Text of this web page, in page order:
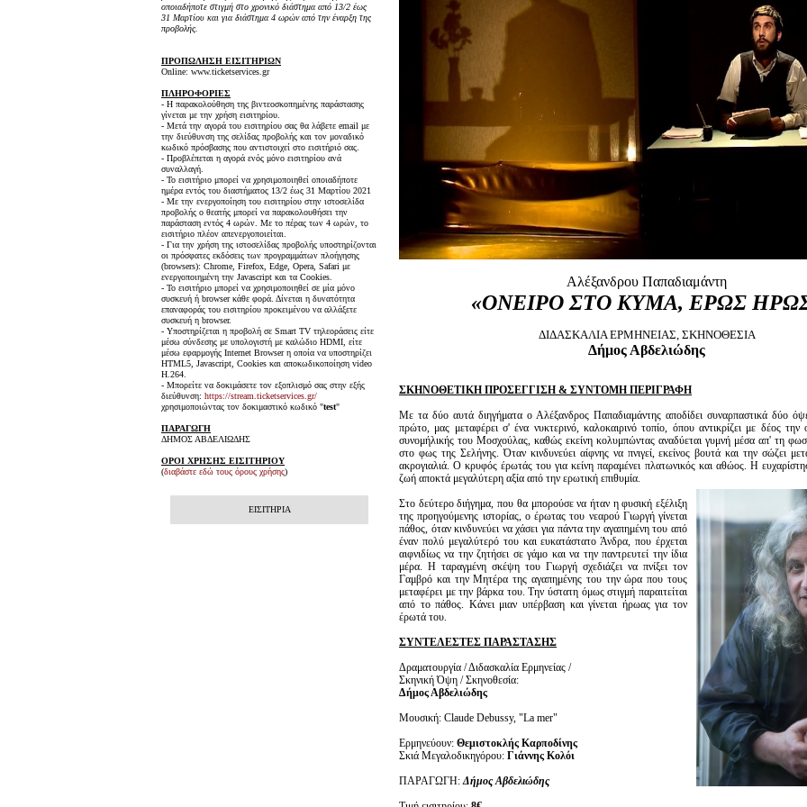
Είσοδος διαχειριστή
Αλέξανδρου Παπαδιαμάντη
«ΟΝΕΙΡΟ ΣΤΟ ΚΥΜΑ, ΕΡΩΣ
ΔΙΔΑΣΚΑΛΙΑ ΕΡΜΗΝΕΙΑΣ, ΣΚΗΝΟΘΕΣΙΑ
Δήμος Αβδελιώδης
ΣΚΗΝΟΘΕΤΙΚΗ ΠΡΟΣΕΓΓΙΣΗ & ΣΥΝΤΟΜΗ ΠΕΡΙΓΡΑΦΗ
Με τα δύο αυτά διηγήματα ο Αλέξανδρος Παπαδιαμάντης αποδίδει συναρπαστικά δύο
πρώτο, μας μεταφέρει σ' ένα νυκτερινό, καλοκαιρινό τοπίο, όπου αντικρίζει με δέος την
συνομήλικής του Μοσχούλας, καθώς εκείνη κολυμπώντας αναδύεται γυμνή μέσα απ' τη
στο φως της Σελήνης. Όταν κινδυνεύει αίφνης να πνιγεί, εκείνος βουτά και την σώζει
ακρογιαλιά. Ο κρυφός έρωτάς του για κείνη παραμένει πλατωνικός και αθώος. Η
ζωή αποκτά μεγαλύτερη αξία από την ερωτική επιθυμία.
Στο δεύτερο διήγημα, που θα μπορούσε να ήταν η φυσική εξέλιξη
της προηγούμενης ιστορίας, ο έρωτας του νεαρού Γιωργή γίνεται
πάθος, όταν κινδυνεύει να χάσει για πάντα την αγαπημένη του από
έναν πολύ μεγαλύτερό του και ευκατάστατο Άνδρα, που έρχεται
αιφνιδίως να την ζητήσει σε γάμο και να την παντρευτεί την ίδια
μέρα. Η ταραγμένη σκέψη του Γιωργή σχεδιάζει να πνίξει τον
Γαμβρό και την Μητέρα της αγαπημένης του την ώρα που τους
μεταφέρει με την βάρκα του. Την ύστατη όμως στιγμή παραιτείται
από το πάθος. Κάνει μιαν υπέρβαση και γίνεται ήρωας για τον
έρωτά του.
ΣΥΝΤΕΛΕΣΤΕΣ ΠΑΡΑΣΤΑΣΗΣ
Δραματουργία / Διδασκαλία Ερμηνείας /
Σκηνική Όψη / Σκηνοθεσία:
Δήμος Αβδελιώδης
Μουσική: Claude Debussy, "La mer"
Ερμηνεύουν: Θεμιστοκλής Καρποδίνης
Σκιά Μεγαλοδικηγόρου: Γιάννης Κολόι
ΠΑΡΑΓΩΓΗ:Δήμος Αβδελιώδης
οποιαδήποτε στιγμή στο χρονικό διάστημα από 13/2 έως
31 Μαρτίου και για διάστημα 4 ωρών από την έναρξη της
προβολής.
ΠΡΟΠΩΛΗΣΗ ΕΙΣΙΤΗΡΙΩΝ
Online: www.ticketservices.gr
ΠΛΗΡΟΦΟΡΙΕΣ
- Η παρακολούθηση της βιντεοσκοπημένης παράστασης
γίνεται με την χρήση εισιτηρίου.
- Μετά την αγορά του εισιτηρίου σας θα λάβετε email με
την διεύθυνση της σελίδας προβολής και τον μοναδικό
κωδικό πρόσβασης που αντιστοιχεί στο εισιτήριό σας.
- Προβλέπεται η αγορά ενός μόνο εισιτηρίου ανά
συναλλαγή.
- Το εισιτήριο μπορεί να χρησιμοποιηθεί οποιαδήποτε
ημέρα εντός του διαστήματος 13/2 έως 31 Μαρτίου 2021
- Με την ενεργοποίηση του εισιτηρίου στην ιστοσελίδα
προβολής ο θεατής μπορεί να παρακολουθήσει την
παράσταση εντός 4 ωρών. Με το πέρας των 4 ωρών, το
εισιτήριο πλέον απενεργοποιείται.
- Για την χρήση της ιστοσελίδας προβολής υποστηρίζονται
οι πρόσφατες εκδόσεις των προγραμμάτων πλοήγησης
(browsers): Chrome, Firefox, Edge, Opera, Safari με
ενεργοποιημένη την Javascript και τα Cookies.
- Το εισιτήριο μπορεί να χρησιμοποιηθεί σε μία μόνο
συσκευή ή browser κάθε φορά. Δίνεται η δυνατότητα
επαναφοράς του εισιτηρίου προκειμένου να αλλάξετε
συσκευή η browser.
- Υποστηρίζεται η προβολή σε Smart TV τηλεοράσεις είτε
μέσω σύνδεσης με υπολογιστή με καλώδιο HDMI, είτε
μέσω εφαρμογής Internet Browser η οποία να υποστηρίζει
HTML5, Javascript, Cookies και αποκωδικοποίηση video
H.264.
- Μπορείτε να δοκιμάσετε τον εξοπλισμό σας στην εξής
διεύθυνση: https://stream.ticketservices.gr/
χρησιμοποιώντας τον δοκιμαστικό κωδικό "test"
ΠΑΡΑΓΩΓΗ
ΔΗΜΟΣ ΑΒΔΕΛΙΩΔΗΣ
ΟΡΟΙ ΧΡΗΣΗΣ ΕΙΣΙΤΗΡΙΟΥ
(διαβάστε εδώ τους όρους χρήσης)
ΕΙΣΙΤΗΡΙΑ